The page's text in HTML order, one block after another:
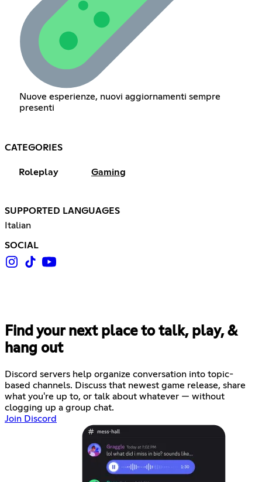
Nuove esperienze, nuovi aggiornamenti sempre
presenti
CATEGORIES
Roleplay Gaming
SUPPORTED LANGUAGES
Italian
SOCIAL
Find your next place to talk, play, &
hang out
Discord servers help organize conversation into topic-
based channels. Discuss that newest game release, share
what you're up to, or talk about whatever — without
clogging up a group chat.
Join Discord